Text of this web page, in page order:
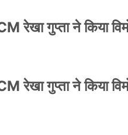
CM रेखा गुप्ता ने
CM रेखा गुप्ता ने